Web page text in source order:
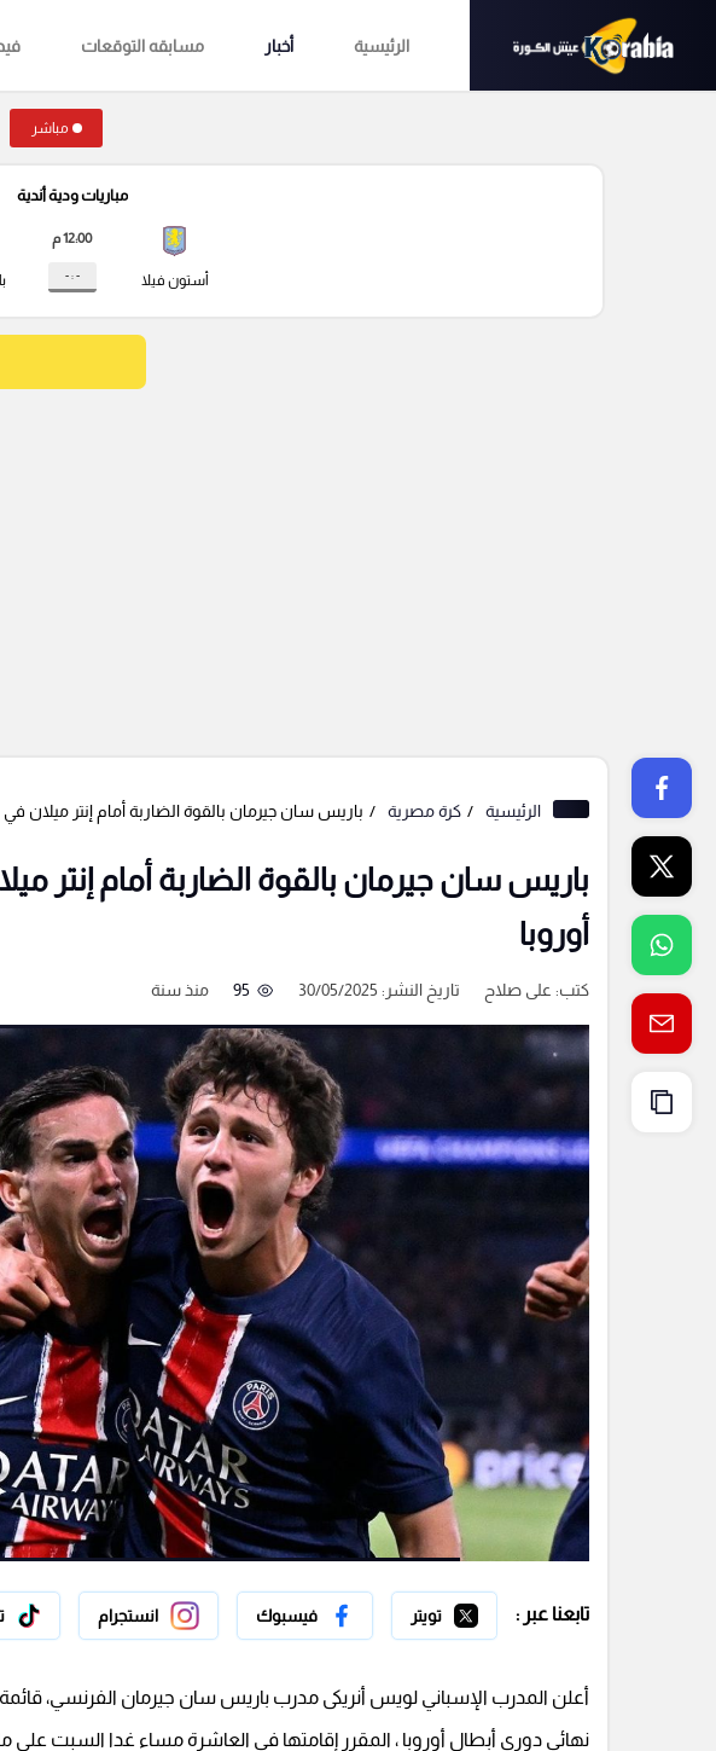
الرئيسية أخبار مسابقه التوقعات
مباشر
مباريات ودية أندية
أستون فيلا
12:00 م
- : -
الرئيسية كرة مصرية باريس سان جيرمان بالقوة الضاربة أمام إنتر ميلان
باريس سان جيرمان بالقوة الضاربة أمام إنتر
أوروبا
كتب: على صلاح تاريخ النشر: 30/05/2025 95 منذ سنة
تابعنا عبر : تويتر فيسبوك انستجرام
أعلن المدرب الإسباني لويس أنريكى مدرب باريس سان جيرمان الفرنسي،
نهائي دوري أبطال أوروبا ، المقرر إقامتها في العاشرة مساء غدا السبت على